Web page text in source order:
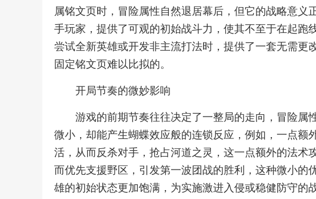
属铭文页时，冒险属性自然退居幕后，但它的战略意义
手玩家，提供了可观的初始战斗力，使其不至于在起跑
尝试全新英雄或开发非主流打法时，提供了一套无需更
固定铭文页难以比拟的。
开局节奏的微妙影响
游戏的前期节奏往往决定了一整局的走向，冒险属
微小，却能产生蝴蝶效应般的连锁反应，例如，一点额
活，从而反杀对手，抢占河道之灵，这一点额外的法术
而优先支援野区，引发第一波团战的胜利，这种微小的
雄的初始状态更加饱满，为实施激进入侵或稳健防守的